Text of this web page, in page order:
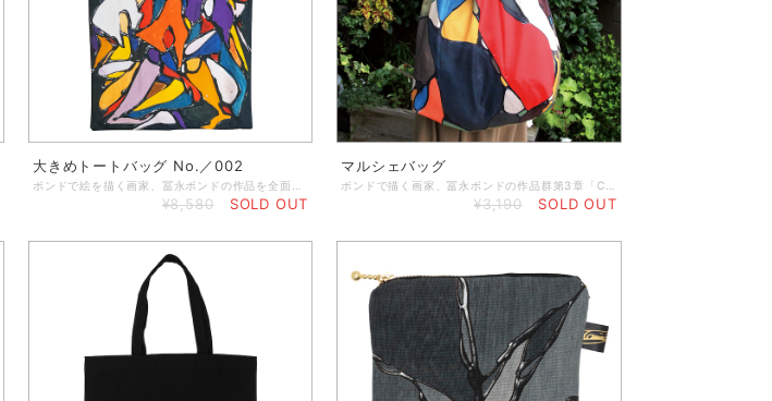
大きめトートバッグ No.／002
¥8,580 SOLD OUT
マルシェバッグ
¥3,190 SOLD OUT